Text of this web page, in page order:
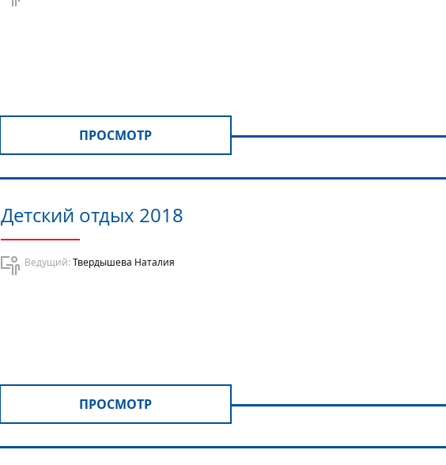
ПРОСМОТР
Детский отдых 2018
Ведущий: Твердышева Наталия
ПРОСМОТР